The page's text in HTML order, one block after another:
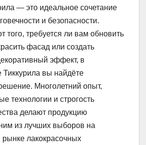
— это идеальное сочетание
и безопасности.
того, требуется ли вам обновить
фасад или создать
эффект, в
Тиккурила вы найдёте
Многолетний опыт,
технологии и строгость
делают продукцию
из лучших выборов на
лакокрасочных